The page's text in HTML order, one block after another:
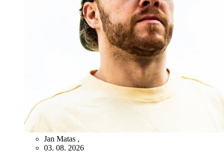
Jan Matas ,
03. 08. 2026